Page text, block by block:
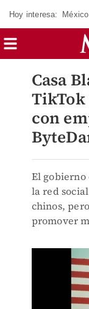
Hoy interesa:
Casa
con
El gobierno
la red
chinos,
promover